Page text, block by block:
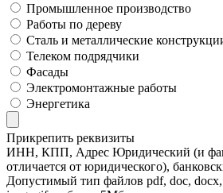
Промышленное производство
Работы по дереву
Сталь и металлические
Телеком подрядчики
Фасады
Электромонтажные работы
Энергетика
Прикрепить реквизиты
ИНН, КПП, Адрес Юридический (и
отличается от юридического),
Допустимый тип файлов pdf, doc,